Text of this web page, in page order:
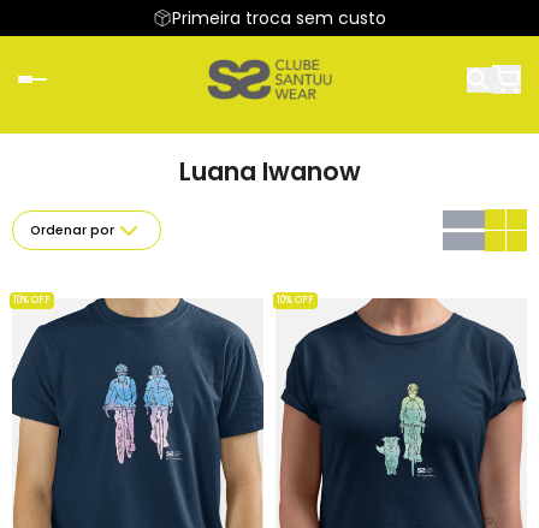
Primeira troca sem custo
Luana Iwanow
Ordenar por
10% OFF 10% OFF